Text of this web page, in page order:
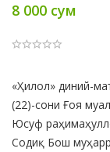
8 000 сум
Product
Summery
«Ҳилол» диний-
(22)-сони Ғоя
Юсуф
Содиқ Бош